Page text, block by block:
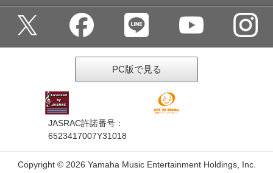
PC版で見る
JASRAC許諾番号：
6523417007Y31018
Copyright © 2026 Yamaha Music Entertainment Holdings, Inc.